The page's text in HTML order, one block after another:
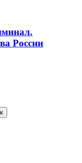
России